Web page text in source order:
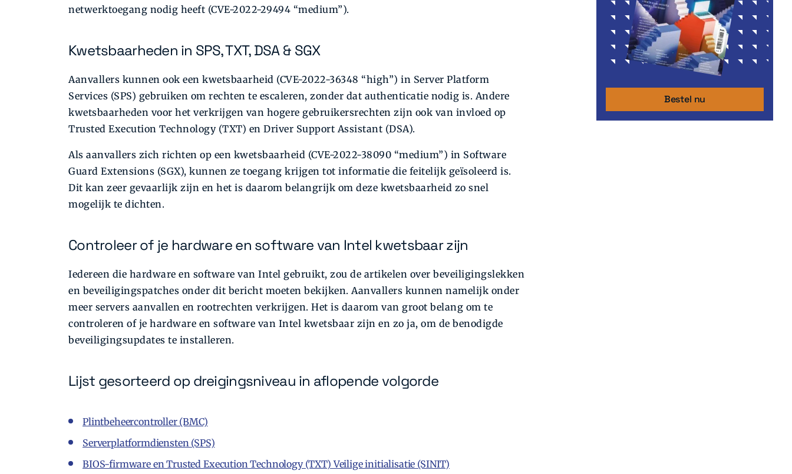
netwerktoegang nodig heeft (CVE-2022-29494 “medium”).
Kwetsbaarheden in SPS, TXT, DSA & SGX
Aanvallers kunnen ook een kwetsbaarheid (CVE-2022-36348 “high”) in Server Platform
Services (SPS) gebruiken om rechten te escaleren, zonder dat authenticatie nodig is. Andere
kwetsbaarheden voor het verkrijgen van hogere gebruikersrechten zijn ook van invloed op
Trusted Execution Technology (TXT) en Driver Support Assistant (DSA).
Als aanvallers zich richten op een kwetsbaarheid (CVE-2022-38090 “medium”) in Software
Guard Extensions (SGX), kunnen ze toegang krijgen tot informatie die feitelijk geïsoleerd is.
Dit kan zeer gevaarlijk zijn en het is daarom belangrijk om deze kwetsbaarheid zo snel
mogelijk te dichten.
Controleer of je hardware en software van Intel kwetsbaar zijn
Iedereen die hardware en software van Intel gebruikt, zou de artikelen over beveiligingslekken
en beveiligingspatches onder dit bericht moeten bekijken. Aanvallers kunnen namelijk onder
meer servers aanvallen en rootrechten verkrijgen. Het is daarom van groot belang om te
controleren of je hardware en software van Intel kwetsbaar zijn en zo ja, om de benodigde
beveiligingsupdates te installeren.
Lijst gesorteerd op dreigingsniveau in aflopende volgorde
Plintbeheercontroller (BMC)
Serverplatformdiensten (SPS)
BIOS-firmware en Trusted Execution Technology (TXT) Veilige initialisatie (SINIT)
Bestel nu